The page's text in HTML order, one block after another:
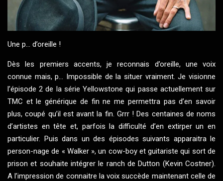
Une p... d’oreille !
Dès les premiers accents, je reconnais d’oreille, une voix
connue mais, p... Impossible de la situer vraiment. Je visionne
l’épisode 2 de la série Yellowstone qui passe actuellement sur
TMC et le générique de fin ne me permettra pas d’en savoir
plus, coupé qu’il est avant la fin. Grrr ! Des centaines de noms
d’artistes en tête et, parfois la difficulté d’en extirper un en
particulier. Puis dans un des épisodes suivants apparaitra le
person-nage de « Walker », un cow-boy et guitariste qui sort de
prison et souhaite intégrer le ranch de Dutton (Kevin Costner).
A l’impression de connaitre la voix succède maintenant celle de